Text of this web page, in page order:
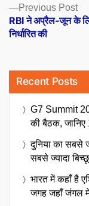
Previous Post
RBI ने अप्रैल-जून के
निर्धारित की
Recent Posts
G7 Summit
की बैठक,
दुनिया का सबसे
सबसे ज्यादा बिच्छू
भारत में कहाँ है
जगह जहाँ जंगल